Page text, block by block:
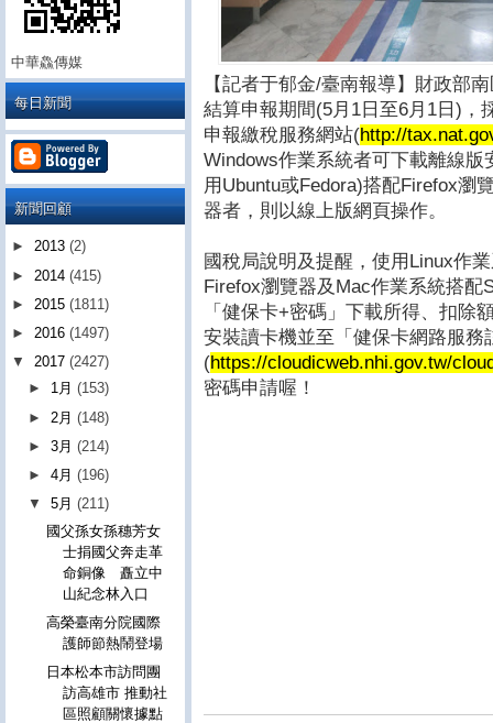
【記者于郁金/臺南報導】財政部
結算申報期間(5月1日至6月1日)，
申報繳稅服務網站(http://
Windows作業系統者可下載離線
用Ubuntu或Fedora)搭配Firefox瀏
器者，則以線上版網頁操作。
國稅局說明及提醒，使用Linux作
Firefox瀏覽器及Mac作業系統搭
「健保卡+密碼」下載所得、扣除
安裝讀卡機並至「健保卡網路服務
(https://cloudicweb.nhi.gov.tw/
密碼申請喔！
中華鱻傳媒
每日新聞
新聞回顧
► 2013 (2)
► 2014 (415)
► 2015 (1811)
► 2016 (1497)
▼ 2017 (2427)
► 1月(153)
► 2月(148)
►3月(214)
►4月(196)
▼5月(211)
國父孫女孫穗芳女
士捐國父奔走革
命銅像 矗立中
山紀念林入口
高榮臺南分院國際
護師節熱鬧登場
日本松本市訪問團
訪高雄市 推動社
區照顧關懷據點